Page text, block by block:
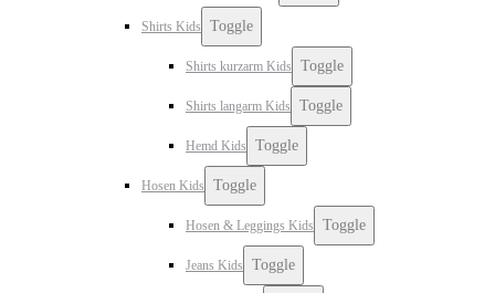
Shirts Kids Toggle
Shirts kurzarm Kids Toggle
Shirts langarm Kids Toggle
Hemd Kids Toggle
Hosen Kids Toggle
Hosen & Leggings Kids Toggle
Jeans Kids Toggle